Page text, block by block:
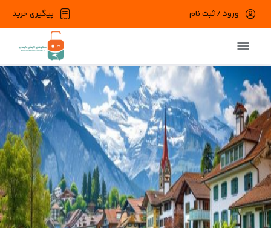
پیگیری خرید ورود / ثبت نام
در حال حاضر ارتباط با سرور قطع می باشد